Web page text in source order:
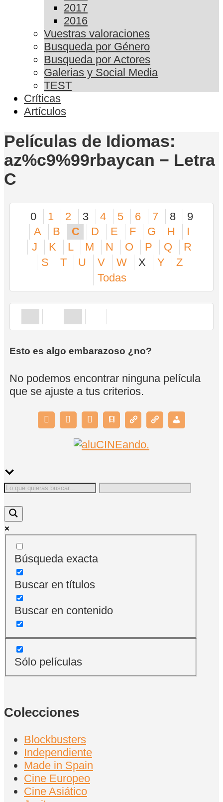
2017
2016
Vuestras valoraciones
Busqueda por Género
Busqueda por Actores
Galerias y Social Media
TEST
Críticas
Artículos
Películas de Idiomas:
az%c9%99rbaycan − Letra
C
0 1 2 3 4 5 6 7 8
9
A
B C D E F G H
I
J
K L M N O P Q
R
S
T U V W X Y
Z
Todas
Esto es algo embarazoso ¿no?
No podemos encontrar ninguna película
que se ajuste a tus criterios.
Búsqueda exacta
Buscar en títulos
Buscar en contenido
Sólo películas
Colecciones
Blockbusters
Independiente
Made in Spain
Cine Europeo
Cine Asiático